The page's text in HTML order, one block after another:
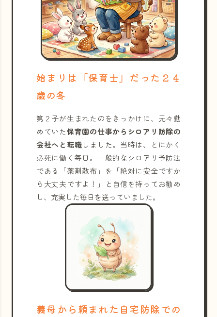
始まりは「保育士」だった２４
歳の冬
第２子が生まれたのをきっかけに、元々勤
めていた保育園の仕事からシロアリ防除の
会社へと転職しました。当時は、とにかく
必死に働く毎日。一般的なシロアリ予防法
である「薬剤散布」を「絶対に安全ですか
ら大丈夫ですよ！」と自信を持ってお勧め
し、充実した毎日を送っていました。
義母から頼まれた自宅防除での